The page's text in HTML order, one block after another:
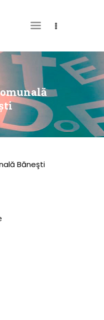
Băneşti